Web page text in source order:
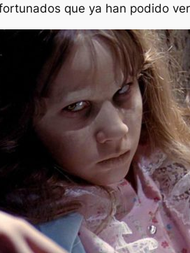
que ya han podido